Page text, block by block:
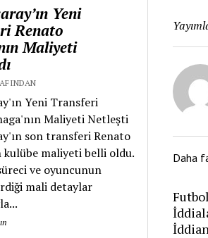
Yeni
Renato
Maliyeti
Yeni Transferi
Maliyeti Netleşti
son transferi Renato
kulübe maliyeti belli oldu.
ve oyuncunun
mali detaylar
Daha